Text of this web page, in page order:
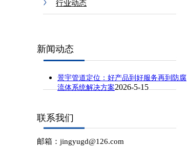
新闻动态
联系我们
邮箱：jingyugd@126.com
行业动态
景宇管道定位：好产品到好服务再到防腐
流体系统解决方案2026-5-15